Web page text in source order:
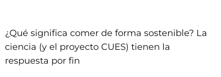
¿Qué significa comer de forma sostenible? La
ciencia (y el proyecto CUES) tienen la
respuesta por fin